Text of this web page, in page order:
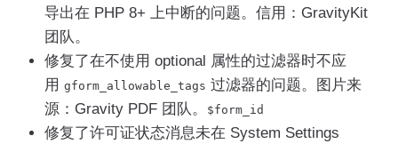
导出在 PHP 8+ 上中断的问题。信用：GravityKit
团队。
修复了在不使用 optional 属性的过滤器时不应
用 gform_allowable_tags 过滤器的问题。图片来
源：Gravity PDF 团队。
$form_id
修复了许可证状态消息未在 System Settings